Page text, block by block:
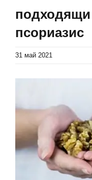
псориазис
31 май 2021